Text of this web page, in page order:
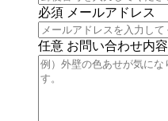
必須 メールアドレス
任意 お問い合わせ内容